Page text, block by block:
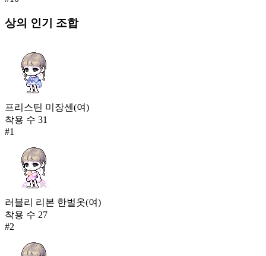
상의 인기 조합
프리스틴 미장센(여)
착용 수 31
#1
러블리 리본 한벌옷(여)
착용 수 27
#2